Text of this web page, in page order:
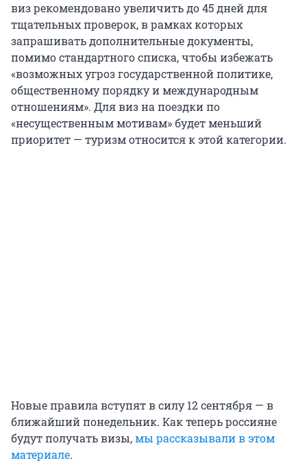
виз рекомендовано увеличить до 45 дней для
тщательных проверок, в рамках которых
запрашивать дополнительные документы,
помимо стандартного списка, чтобы избежать
«возможных угроз государственной политике,
общественному порядку и международным
отношениям». Для виз на поездки по
«несущественным мотивам» будет меньший
приоритет — туризм относится к этой категории.
Новые правила вступят в силу 12 сентября — в
ближайший понедельник. Как теперь россияне
будут получать визы,мы рассказывали в этом
материале.